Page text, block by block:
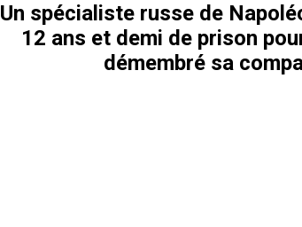
Un spécialiste russe de
12 ans et demi de prison
démembré sa